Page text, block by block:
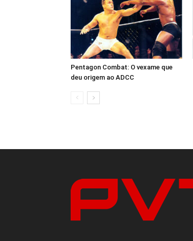
Pentagon Combat: O vexame que
deu origem ao ADCC